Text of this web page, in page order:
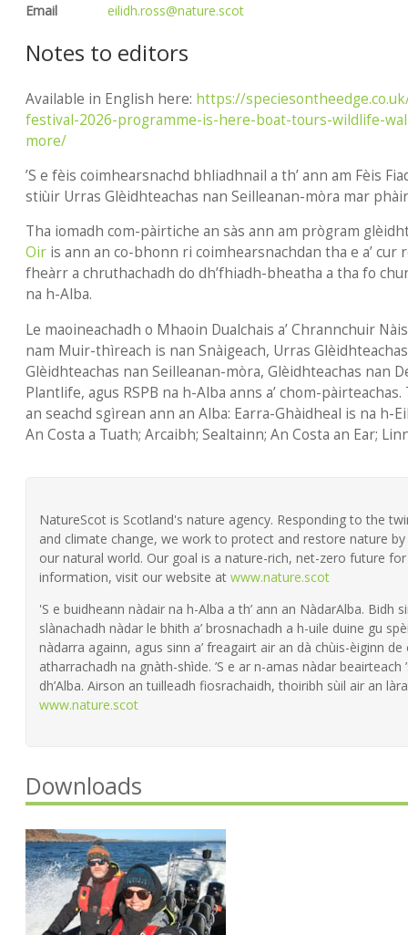
Email
eilidh.ross@nature.scot
Notes to editors
Available in English here: https://
festival-2026-programme-is-here-boat-tours-wildlife-
more/
​’S e fèis coimhearsnachd bhliadhnail a th’ ann am Fèis
stiùir Urras Glèidhteachas nan Seilleanan-mòra mar
Tha iomadh com-pàirtiche an sàs ann am prògram
Oir is ann an co-bhonn ri coimhearsnachdan tha e a’ cur
fheàrr a chruthachadh do dh’fhiadh-bheatha a tha fo
na h-Alba.
Le maoineachadh o Mhaoin Dualchais a’ Chrannchuir
nam Muir-thìreach is nan Snàigeach, Urras
Glèidhteachas nan Seilleanan-mòra, Glèidhteachas nan
Plantlife, agus RSPB na h-Alba anns a’ chom-
an seachd sgìrean ann an Alba: Earra-Ghàidheal is na h-
An Costa a Tuath; Arcaibh; Sealtainn; An Costa an Ear;
NatureScot is Scotland's nature agency. Responding to the
and climate change, we work to protect and restore nature
our natural world. Our goal is a nature-rich, net-zero future
information, visit our website at www.nature.scot
'S e buidheann nàdair na h-Alba a th’ ann an NàdarAlba. Bidh
slànachadh nàdar le bhith a’ brosnachadh a h-uile duine gu
nàdarra againn, agus sinn a’ freagairt air an dà chùis-èiginn de
atharrachadh na gnàth-shìde. ’S e ar n-amas nàdar
dh’Alba. Airson an tuilleadh fiosrachaidh, thoiribh sùil air an
www.nature.scot
Downloads